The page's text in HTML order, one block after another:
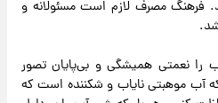
فرهنگ مصرف لازم است مسئولانه و
نعمتی همیشگی و بی‌پایان تصور
آب موهبتی نایاب و شکننده است که